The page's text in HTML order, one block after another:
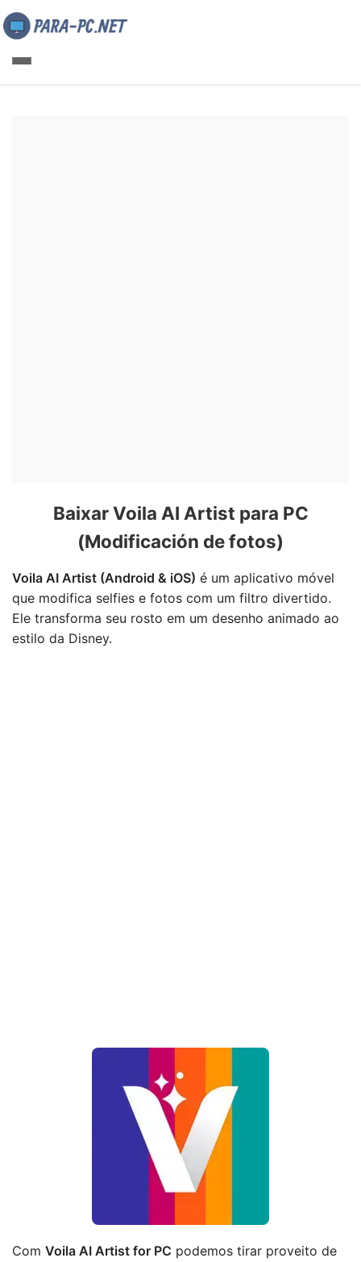
Baixar Voila AI Artist para PC
(Modificación de fotos)
Voila AI Artist (Android & iOS) é um aplicativo móvel
que modifica selfies e fotos com um filtro divertido.
Ele transforma seu rosto em um desenho animado ao
estilo da Disney.
Com Voila AI Artist for PC podemos tirar proveito de